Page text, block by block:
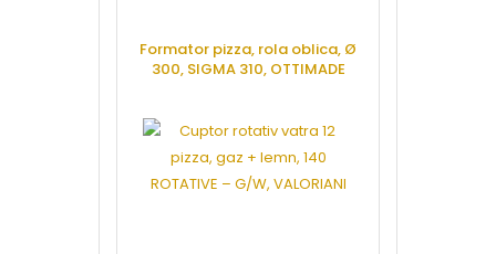
Formator pizza, rola oblica, Ø
300, SIGMA 310, OTTIMADE